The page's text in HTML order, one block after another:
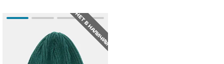
НЕТ В НАЛИЧИИ